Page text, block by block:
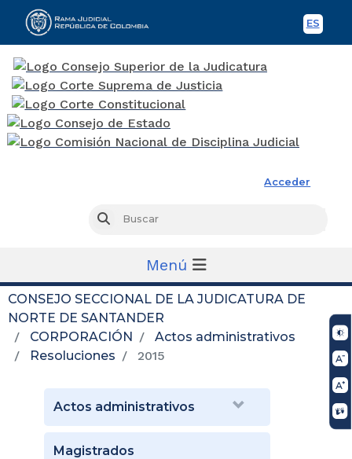
ES
Acceder
Buscar
Menú
CONSEJO SECCIONAL DE LA JUDICATURA DE
NORTE DE SANTANDER
CORPORACIÓN
Actos administrativos
Resoluciones
2015
Actos administrativos
Magistrados